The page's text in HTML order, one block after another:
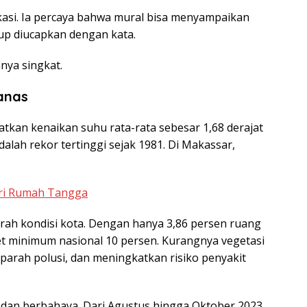
Ia percaya bahwa mural bisa menyampaikan
diucapkan dengan kata.
singkat.
kenaikan suhu rata-rata sebesar 1,68 derajat
rekor tertinggi sejak 1981. Di Makassar,
Rumah Tangga
kondisi kota. Dengan hanya 3,86 persen ruang
nasional 10 persen. Kurangnya vegetasi
polusi, dan meningkatkan risiko penyakit